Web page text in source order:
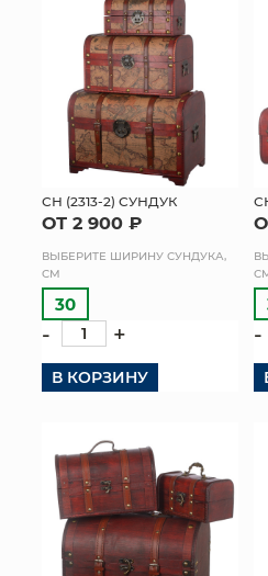
ПАКЕТЫ И
ТОРГОВЫЙ
ОПТОВЫМ
ДОСТАВКА И
СН (2313-2) СУНДУК
ОТ 2 900 ₽
ВЫБЕРИТЕ ШИРИНУ СУНДУКА,
СМ
30
- +
В КОРЗИНУ
-